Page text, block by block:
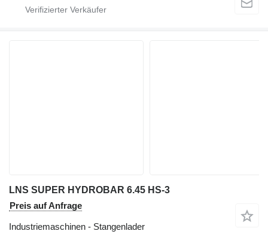
LNS SUPER HYDROBAR 6.45 HS-3
Preis auf Anfrage
Industriemaschinen - Stangenlader